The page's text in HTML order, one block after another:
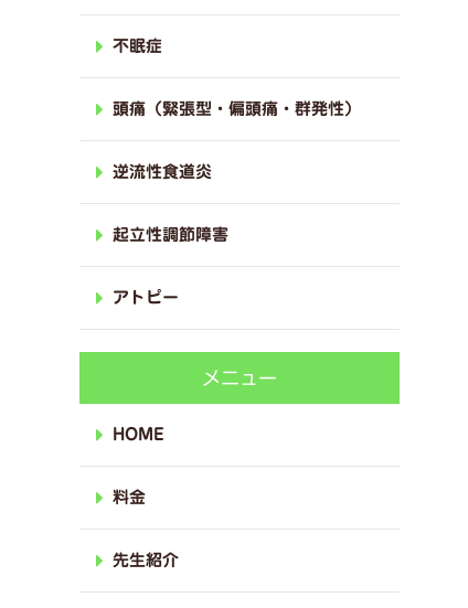
不眠症
頭痛（緊張型・偏頭痛・群発性）
逆流性食道炎
起立性調節障害
アトピー
メニュー
HOME
料金
先生紹介